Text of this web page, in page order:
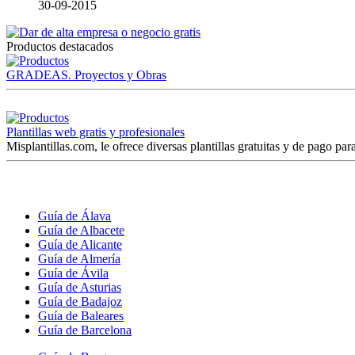
30-09-2015
Productos destacados
GRADEAS. Proyectos y Obras
Plantillas web gratis y profesionales
Misplantillas.com, le ofrece diversas plantillas gratuitas y de pago
Guía de Álava
Guía de Albacete
Guía de Alicante
Guía de Almería
Guía de Ávila
Guía de Asturias
Guía de Badajoz
Guía de Baleares
Guía de Barcelona